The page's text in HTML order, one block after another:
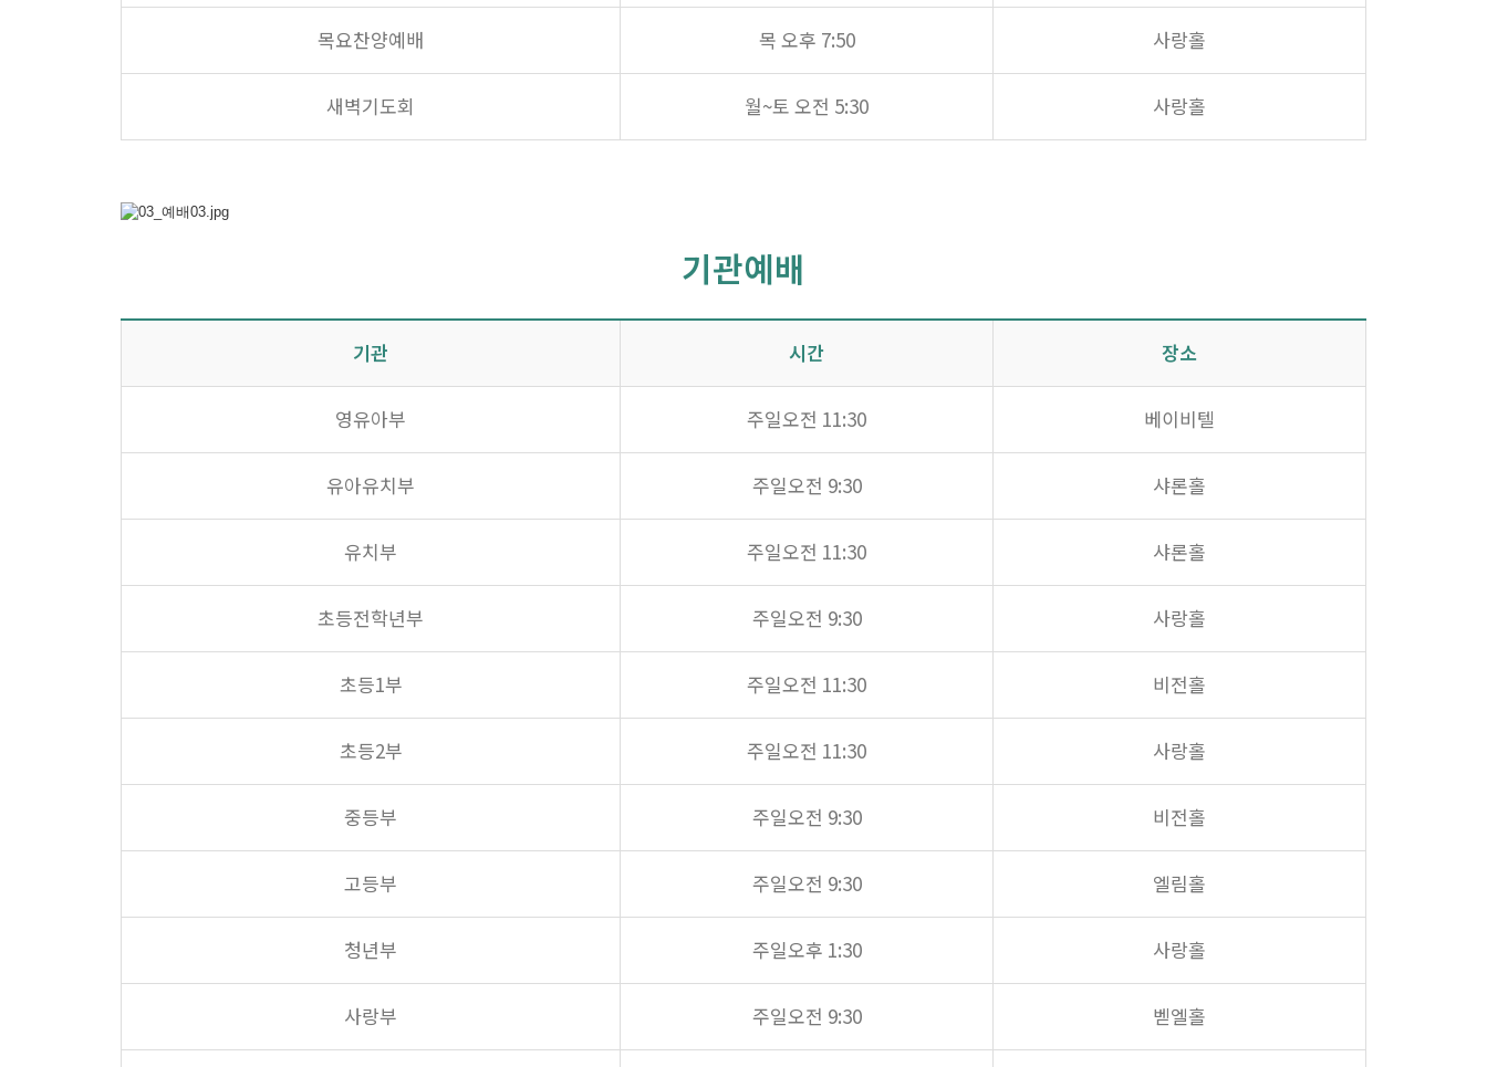
목요찬양예배 목 오후 7:50 사랑홀
새벽기도회 월~토 오전 5:30 사랑홀
기관예배
기관 시간 장소
영유아부 주일오전 11:30 베이비텔
유아유치부 주일오전 9:30 샤론홀
유치부 주일오전 11:30 샤론홀
초등전학년부 주일오전 9:30 사랑홀
초등1부 주일오전 11:30 비전홀
초등2부 주일오전 11:30 사랑홀
중등부 주일오전 9:30 비전홀
고등부 주일오전 9:30 엘림홀
청년부 주일오후 1:30 사랑홀
사랑부 주일오전 9:30 벧엘홀